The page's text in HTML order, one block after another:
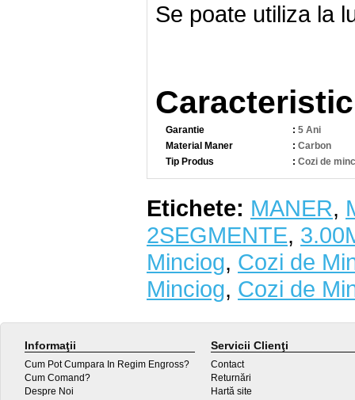
Se poate utiliza la
Garantie : 5 Ani
Material Maner
: Carbon
Tip Produs
: Cozi de
Etichete: MANER,
2SEGMENTE,
Minciog, Cozi de
Minciog, Cozi de
Informaţii
Cum Pot Cumpara In Regim Engross?
Cum Comand?
Despre Noi
Servicii Clienţi
Contact
Returnări
Hartă site